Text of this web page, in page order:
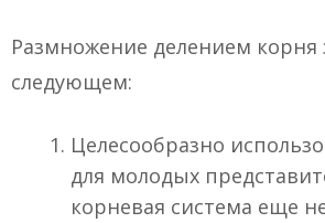
Размножение делением корня
следующем:
Целесообразно
для молодых
корневая система еще